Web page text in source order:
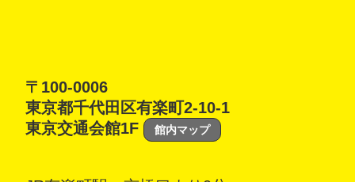
〒100-0006
東京都千代田区有楽町2-10-1
東京交通会館1F
館内マップ